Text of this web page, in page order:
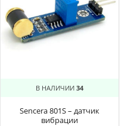
В НАЛИЧИИ 34
Sencera 801S – датчик
вибрации